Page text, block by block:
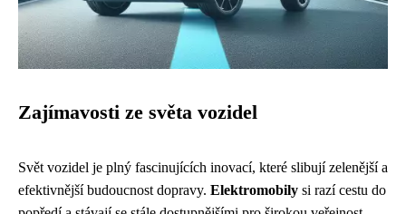
Zajímavosti ze světa vozidel
Svět vozidel je plný fascinujících inovací, které slibují zelenější a
efektivnější budoucnost dopravy. Elektromobily si razí cestu do